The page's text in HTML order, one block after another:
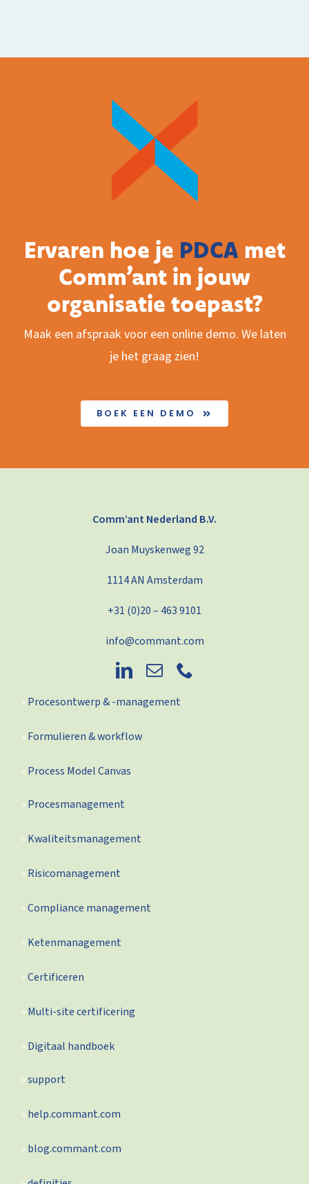
Ervaren hoe je PDCA met
Comm’ant in jouw
organisatie toepast?
Maak een afspraak voor een online demo. We laten
je het graag zien!
BOEK EEN DEMO
Comm’ant Nederland B.V.
Joan Muyskenweg 92
1114 AN Amsterdam
+31 (0)20 – 463 9101
info@commant.com
Procesontwerp & -management
Formulieren & workflow
Process Model Canvas
Procesmanagement
Kwaliteitsmanagement
Risicomanagement
Compliance management
Ketenmanagement
Certificeren
Multi-site certificering
Digitaal handboek
support
help.commant.com
blog.commant.com